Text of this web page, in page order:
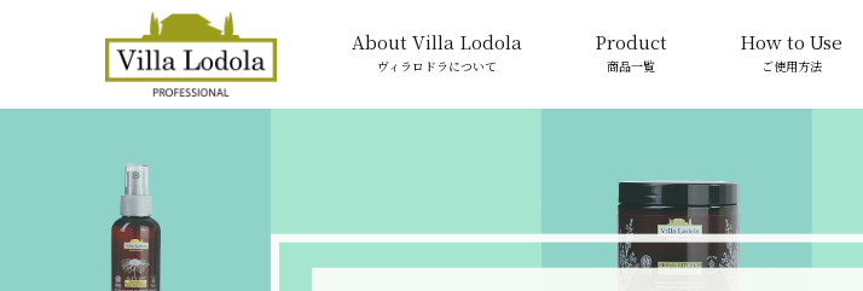
About Villa Lodola
ヴィラロドラについて
Product
商品一覧
How to Use
ご使用方法